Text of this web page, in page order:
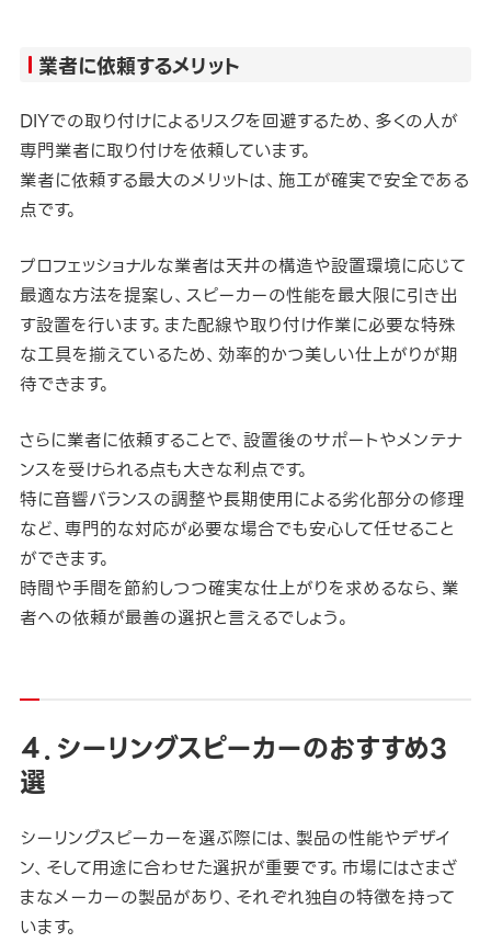
業者に依頼するメリット
DIYでの取り付けによるリスクを回避するため、多くの人が
専門業者に取り付けを依頼しています。
業者に依頼する最大のメリットは、施工が確実で安全である
点です。
プロフェッショナルな業者は天井の構造や設置環境に応じて
最適な方法を提案し、スピーカーの性能を最大限に引き出
す設置を行います。また配線や取り付け作業に必要な特殊
な工具を揃えているため、効率的かつ美しい仕上がりが期
待できます。
さらに業者に依頼することで、設置後のサポートやメンテナ
ンスを受けられる点も大きな利点です。
特に音響バランスの調整や長期使用による劣化部分の修理
など、専門的な対応が必要な場合でも安心して任せること
ができます。
時間や手間を節約しつつ確実な仕上がりを求めるなら、業
者への依頼が最善の選択と言えるでしょう。
４．シーリングスピーカーのおすすめ3
選
シーリングスピーカーを選ぶ際には、製品の性能やデザイ
ン、そして用途に合わせた選択が重要です。市場にはさまざ
まなメーカーの製品があり、それぞれ独自の特徴を持って
います。